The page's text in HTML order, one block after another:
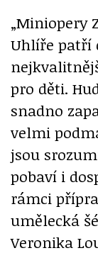
„Miniopery
Uhlíře patří
pro děti.
snadno
velmi
jsou
pobaví i
rámci
umělecká
Veronika